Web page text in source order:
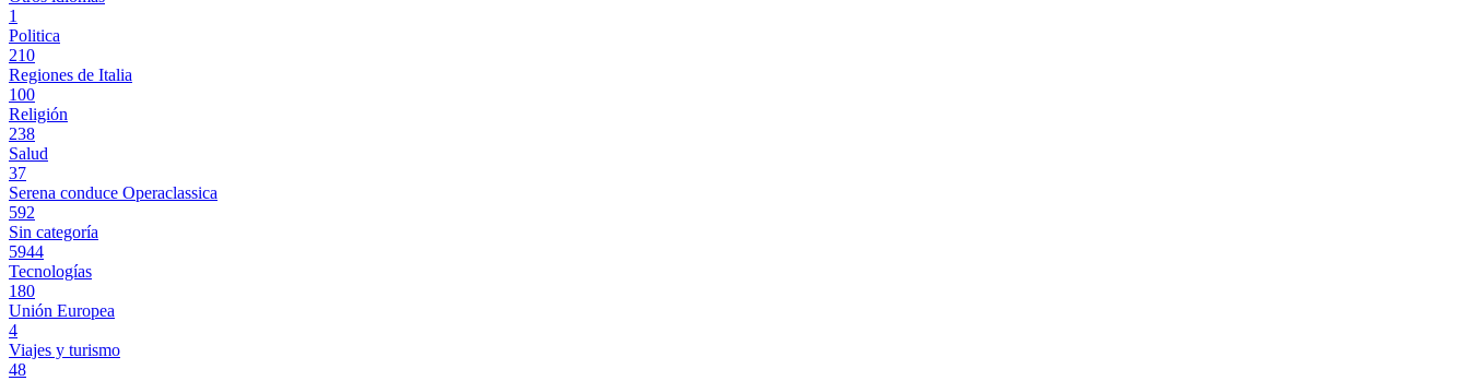
1
Politica
210
Regiones de Italia
100
Religión
238
Salud
37
Serena conduce Operaclassica
592
Sin categoría
5944
Tecnologías
180
Unión Europea
4
Viajes y turismo
48